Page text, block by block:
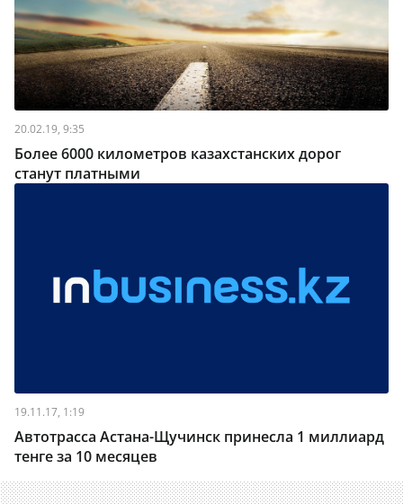
20.02.19, 9:35
Более 6000 километров казахстанских дорог
станут платными
19.11.17, 1:19
Автотрасса Астана-Щучинск принесла 1 миллиард
тенге за 10 месяцев